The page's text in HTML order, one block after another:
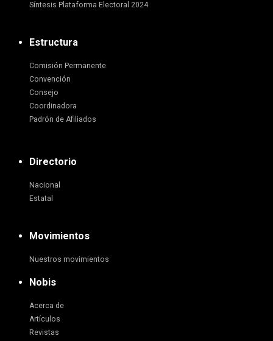
Síntesis Plataforma Electoral 2024
Estructura
Comisión Permanente
Convención
Consejo
Coordinadora
Padrón de Afiliados
Directorio
Nacional
Estatal
Movimientos
Nuestros movimientos
Nobis
Acerca de
Artículos
Revistas